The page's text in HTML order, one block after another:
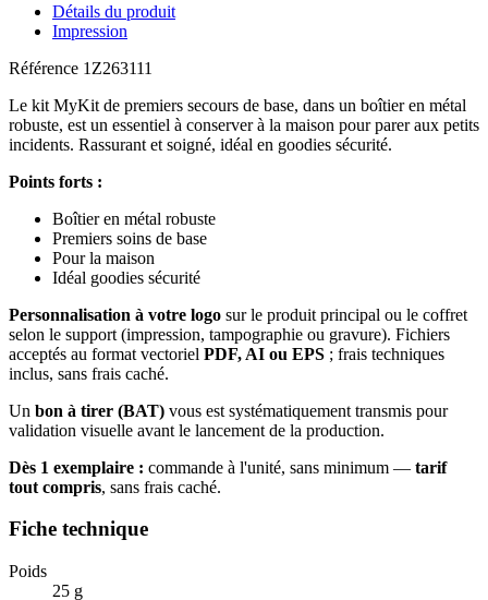
Détails du produit
Impression
Référence 1Z263111
Le kit MyKit de premiers secours de base, dans un boîtier en métal
robuste, est un essentiel à conserver à la maison pour parer aux petits
incidents. Rassurant et soigné, idéal en goodies sécurité.
Points forts :
Boîtier en métal robuste
Premiers soins de base
Pour la maison
Idéal goodies sécurité
Personnalisation à votre logo sur le produit principal ou le coffret
selon le support (impression, tampographie ou gravure). Fichiers
acceptés au format vectoriel PDF, AI ou EPS ; frais techniques
inclus, sans frais caché.
Un bon à tirer (BAT) vous est systématiquement transmis pour
validation visuelle avant le lancement de la production.
Dès 1 exemplaire : commande à l'unité, sans minimum — tarif
tout compris, sans frais caché.
Fiche technique
Poids
25 g